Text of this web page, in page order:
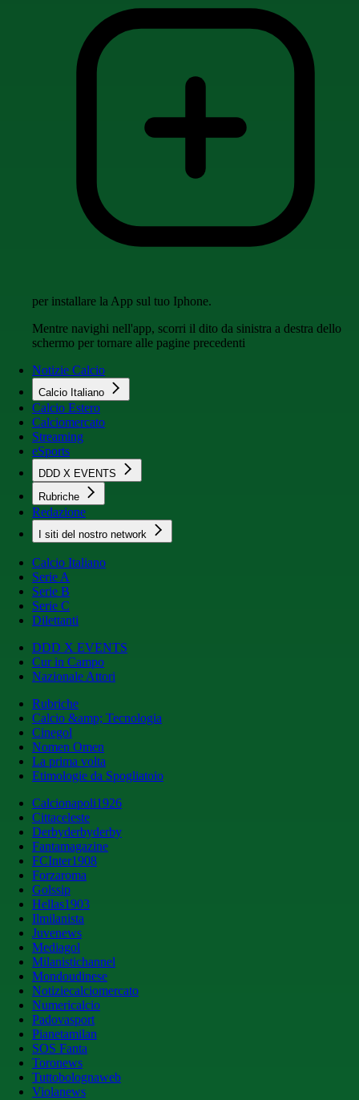
per installare la App sul tuo Iphone.
Mentre navighi nell'app, scorri il dito da sinistra a destra dello
schermo per tornare alle pagine precedenti
Notizie Calcio
Calcio Italiano
Calcio Estero
Calciomercato
Streaming
eSports
DDD X EVENTS
Rubriche
Redazione
I siti del nostro network
Calcio Italiano
Serie A
Serie B
Serie C
Dilettanti
DDD X EVENTS
Cur in Campo
Nazionale Attori
Rubriche
Calcio &amp; Tecnologia
Cinegol
Nomen Omen
La prima volta
Etimologie da Spogliatoio
Calcionapoli1926
Cittaceleste
Derbyderbyderby
Fantamagazine
FCInter1908
Forzaroma
Golssip
Hellas1903
Ilmilanista
Juvenews
Mediagol
Milanistichannel
Mondoudinese
Notiziecalciomercato
Numericalcio
Padovasport
Pianetamilan
SOS Fanta
Toronews
Tuttobolognaweb
Violanews